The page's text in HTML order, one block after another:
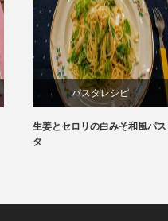
パスタレシピ
生姜とセロリの白みそ和風パス
タ